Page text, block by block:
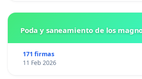
Poda y saneamiento de los
171 firmas
11 Feb 2026